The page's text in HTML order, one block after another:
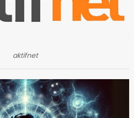
aktifnet